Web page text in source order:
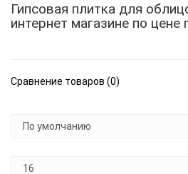
Гипсовая плитка для
интернет магазине по цене
Сравнение товаров (0)